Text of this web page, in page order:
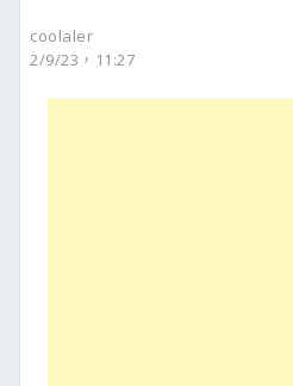
coolaler
2/9/23，11:27